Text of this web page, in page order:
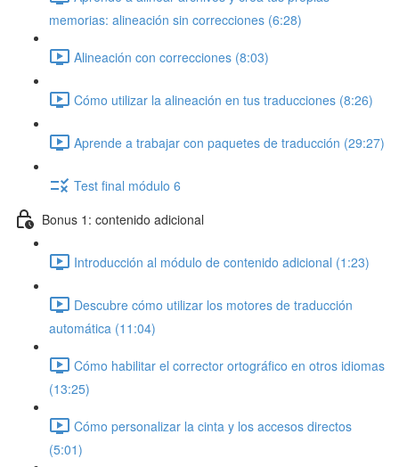
memorias: alineación sin correcciones (6:28)
Alineación con correcciones (8:03)
Cómo utilizar la alineación en tus traducciones (8:26)
Aprende a trabajar con paquetes de traducción (29:27)
Test final módulo 6
Bonus 1: contenido adicional
Introducción al módulo de contenido adicional (1:23)
Descubre cómo utilizar los motores de traducción
automática (11:04)
Cómo habilitar el corrector ortográfico en otros idiomas
(13:25)
Cómo personalizar la cinta y los accesos directos
(5:01)